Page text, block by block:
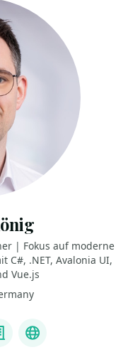
| Fokus auf moderne
C#, .NET, Avalonia UI,
Vue.js
GitHub